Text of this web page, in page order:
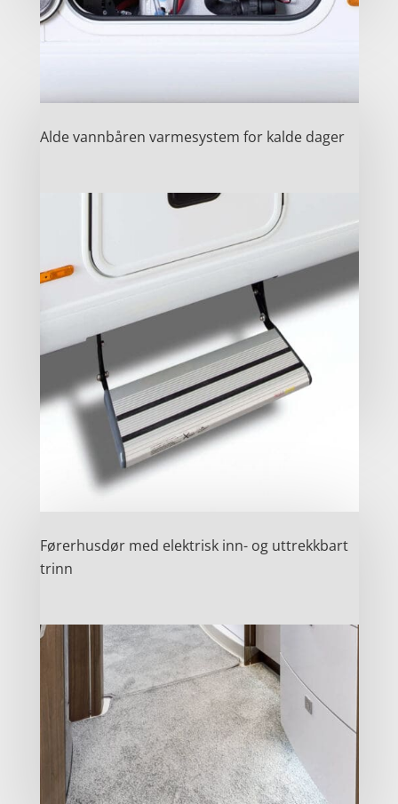
Alde vannbåren varmesystem for kalde dager
Førerhusdør med elektrisk inn- og uttrekkbart
trinn